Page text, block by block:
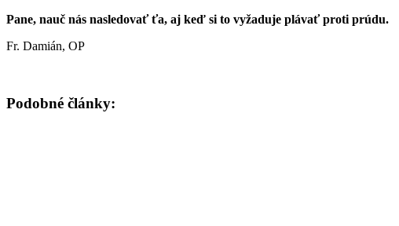
Pane, nauč nás nasledovať ťa, aj keď si to vyžaduje plávať proti prúdu.
Fr. Damián, OP
Podobné články: